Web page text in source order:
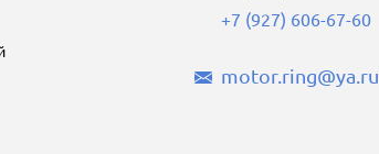
+7 (927) 606-67-60
motor.ring@ya.ru